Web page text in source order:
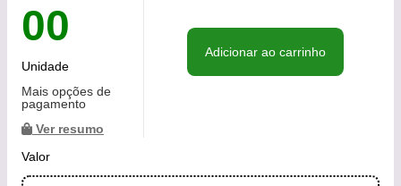
00
Unidade
Mais opções de
pagamento
Ver resumo
Adicionar ao carrinho
Valor